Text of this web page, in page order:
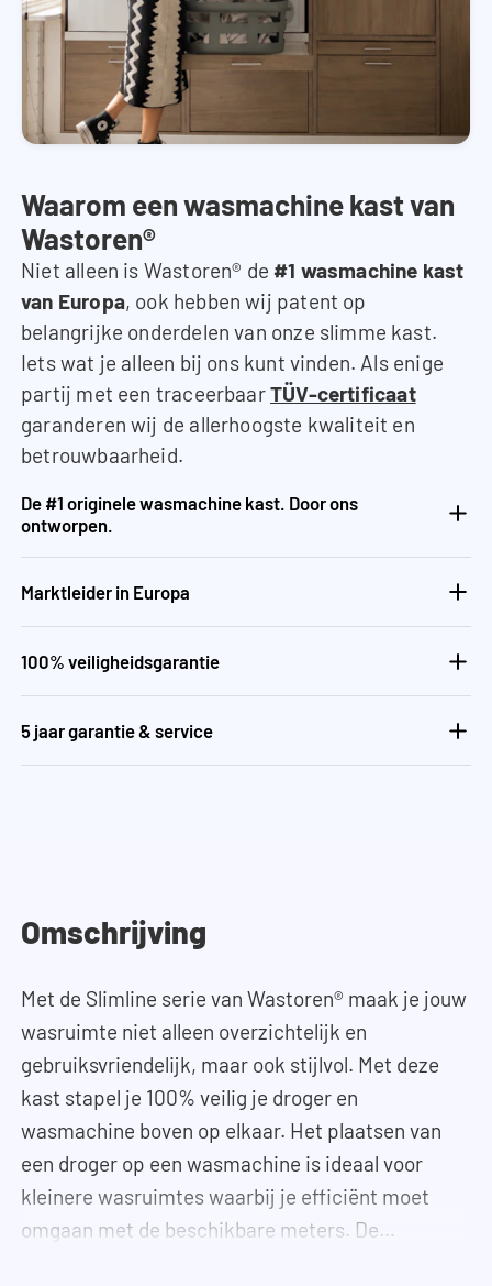
Waarom een wasmachine kast van
Wastoren®
Niet alleen is Wastoren® de #1 wasmachine kast
van Europa, ook hebben wij patent op
belangrijke onderdelen van onze slimme kast.
Iets wat je alleen bij ons kunt vinden. Als enige
partij met een traceerbaarTÜV-certificaat
garanderen wij de allerhoogste kwaliteit en
betrouwbaarheid.
De #1 originele wasmachine kast. Door ons
ontworpen.
Marktleider in Europa
100% veiligheidsgarantie
5 jaar garantie & service
Omschrijving
Met de Slimline serie van Wastoren® maak je jouw
wasruimte niet alleen overzichtelijk en
gebruiksvriendelijk, maar ook stijlvol. Met deze
kast stapel je 100% veilig je droger en
wasmachine boven op elkaar. Het plaatsen van
een droger op een wasmachine is ideaal voor
kleinere wasruimtes waarbij je efficiënt moet
omgaan met de beschikbare meters. De